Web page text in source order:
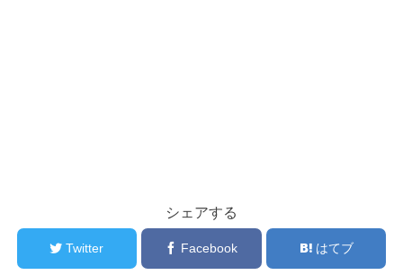
シェアする
Twitter Facebook はてブ